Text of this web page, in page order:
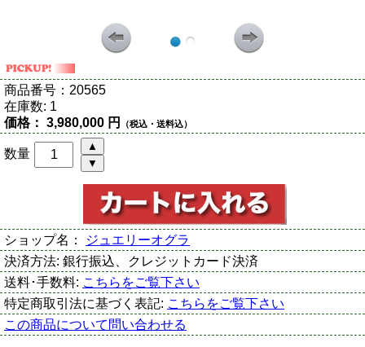
商品番号： 20565
在庫数: 1
価格： 3,980,000 円 （税込・送料込）
数量
ショップ名：
ジュエリーオグラ
決済方法: 銀行振込、クレジットカード決済
送料･手数料: こちらをご覧下さい
特定商取引法に基づく表記: こちらをご覧下さい
この商品について問い合わせる